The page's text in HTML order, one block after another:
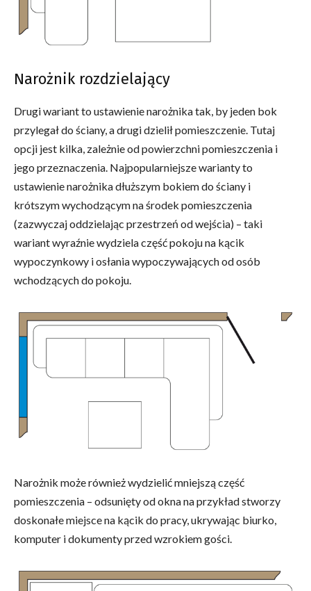
Narożnik rozdzielający
Drugi wariant to ustawienie narożnika tak, by jeden bok
przylegał do ściany, a drugi dzielił pomieszczenie. Tutaj
opcji jest kilka, zależnie od powierzchni pomieszczenia i
jego przeznaczenia. Najpopularniejsze warianty to
ustawienie narożnika dłuższym bokiem do ściany i
krótszym wychodzącym na środek pomieszczenia
(zazwyczaj oddzielając przestrzeń od wejścia) – taki
wariant wyraźnie wydziela część pokoju na kącik
wypoczynkowy i osłania wypoczywających od osób
wchodzących do pokoju.
Narożnik może również wydzielić mniejszą część
pomieszczenia – odsunięty od okna na przykład stworzy
doskonałe miejsce na kącik do pracy, ukrywając biurko,
komputer i dokumenty przed wzrokiem gości.